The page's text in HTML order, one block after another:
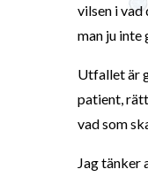
vilsen i vad
man ju inte
Utfallet är
patient,
vad som
Jag tänker